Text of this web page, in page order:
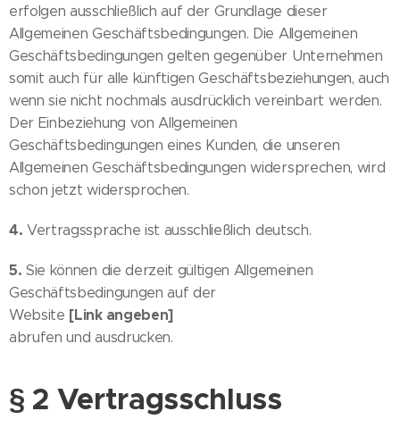
erfolgen ausschließlich auf der Grundlage dieser
Allgemeinen Geschäftsbedingungen. Die Allgemeinen
Geschäftsbedingungen gelten gegenüber Unternehmen
somit auch für alle künftigen Geschäftsbeziehungen, auch
wenn sie nicht nochmals ausdrücklich vereinbart werden.
Der Einbeziehung von Allgemeinen
Geschäftsbedingungen eines Kunden, die unseren
Allgemeinen Geschäftsbedingungen widersprechen, wird
schon jetzt widersprochen.
4. Vertragssprache ist ausschließlich deutsch.
5. Sie können die derzeit gültigen Allgemeinen
Geschäftsbedingungen auf der
Website [Link angeben]
abrufen und ausdrucken.
§ 2 Vertragsschluss